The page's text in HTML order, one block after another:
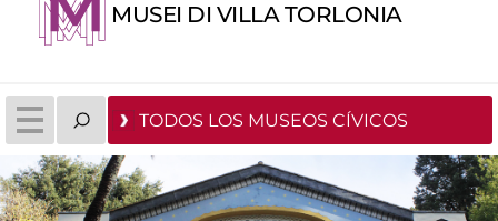
MUSEI DI VILLA TORLONIA
TODOS LOS MUSEOS CÍVICOS